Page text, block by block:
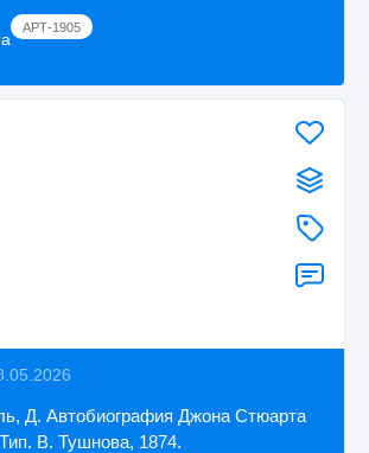
АРТ-1905
Д. Автобиография Джона Стюарта
В. Тушнова, 1874.